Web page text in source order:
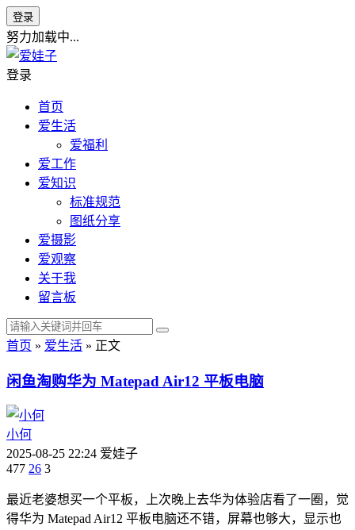
登录
努力加载中...
登录
首页
爱生活
爱福利
爱工作
爱知识
标准规范
图纸分享
爱摄影
爱观察
关于我
留言板
首页 » 爱生活 » 正文
闲鱼淘购华为 Matepad Air12 平板电脑
小何
2025-08-25 22:24 爱娃子
477 26 3
最近老婆想买一个平板，上次晚上去华为体验店看了一圈，觉
得华为 Matepad Air12 平板电脑还不错，屏幕也够大，显示也